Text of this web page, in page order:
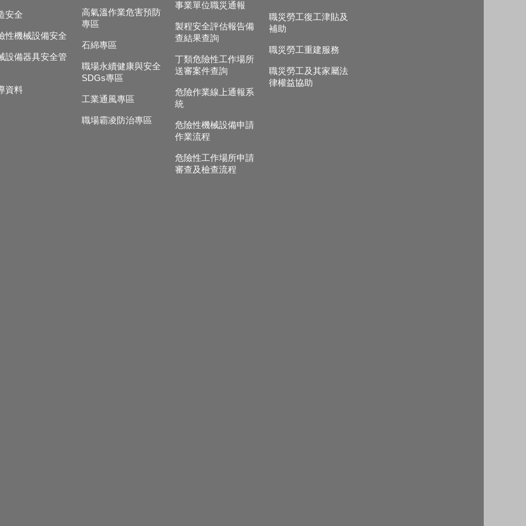
安全
性機械設備安全
設備器具安全管
資料
高氣溫作業危害預防
專區
石綿專區
職場永續健康與安全
SDGs專區
工業通風專區
職場霸凌防治專區
事業單位職災通報
製程安全評估報告備
查結果查詢
丁類危險性工作場所
送審案件查詢
危險作業線上通報系
統
危險性機械設備申請
作業流程
危險性工作場所申請
審查及檢查流程
職災勞工復工津貼及
補助
職災勞工重建服務
職災勞工及其家屬法
律權益協助